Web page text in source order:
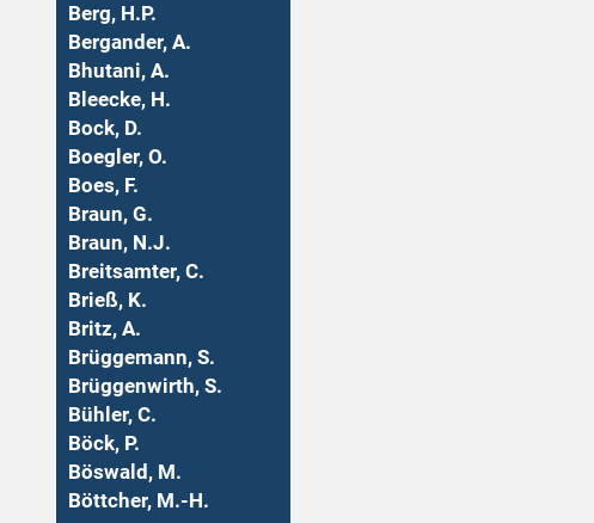
Berg, H.P.
Bergander, A.
Bhutani, A.
Bleecke, H.
Bock, D.
Boegler, O.
Boes, F.
Braun, G.
Braun, N.J.
Breitsamter, C.
Brieß, K.
Britz, A.
Brüggemann, S.
Brüggenwirth, S.
Bühler, C.
Böck, P.
Böswald, M.
Böttcher, M.-H.